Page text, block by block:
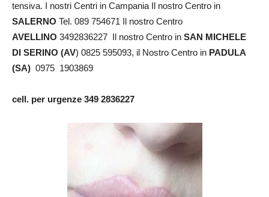
tensiva. I nostri Centri in Campania Il nostro Centro in
SALERNO Tel. 089 754671 Il nostro Centro
AVELLINO 3492836227 Il nostro Centro in SAN MICHELE
DI SERINO (AV) 0825 595093, il Nostro Centro in PADULA
(SA) 0975 1903869
cell. per urgenze 349 2836227